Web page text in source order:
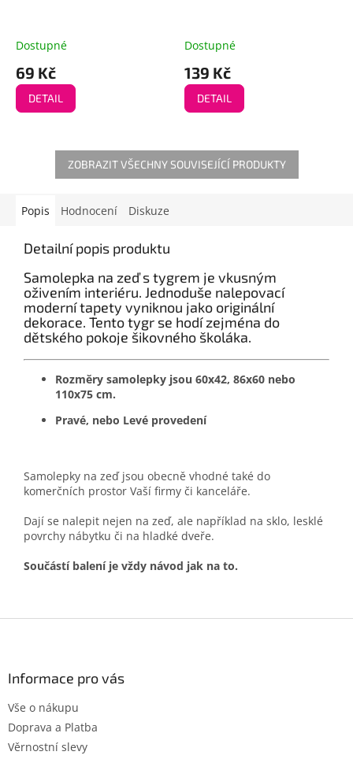
Dostupné
69 Kč
DETAIL
Dostupné
139 Kč
DETAIL
ZOBRAZIT VŠECHNY SOUVISEJÍCÍ PRODUKTY
Popis Hodnocení Diskuze
Detailní popis produktu
Samolepka na zeď s tygrem je vkusným
oživením interiéru. Jednoduše nalepovací
moderní tapety vyniknou jako originální
dekorace. Tento tygr se hodí zejména do
dětského pokoje šikovného školáka.
Rozměry samolepky jsou 60x42, 86x60 nebo
110x75 cm.
Pravé, nebo Levé provedení
Samolepky na zeď jsou obecně vhodné také do
komerčních prostor Vaší firmy či kanceláře.
Dají se nalepit nejen na zeď, ale například na sklo, lesklé
povrchy nábytku či na hladké dveře.
Součástí balení je vždy návod jak na to.
Informace pro vás
Vše o nákupu
Doprava a Platba
Věrnostní slevy